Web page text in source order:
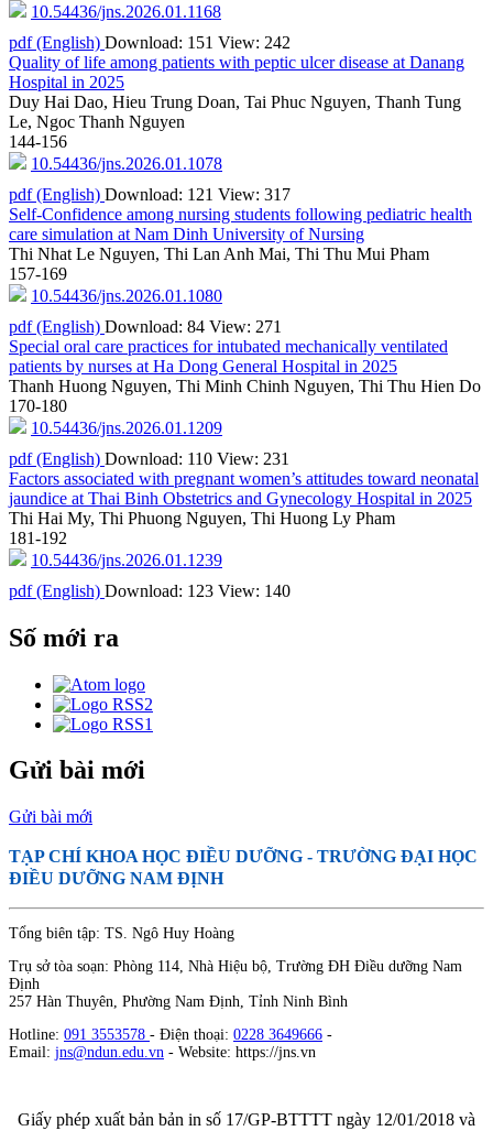
10.54436/jns.2026.01.1168
pdf (English) Download: 151 View: 242
Quality of life among patients with peptic ulcer disease at Danang
Hospital in 2025
Duy Hai Dao, Hieu Trung Doan, Tai Phuc Nguyen, Thanh Tung
Le, Ngoc Thanh Nguyen
144-156
10.54436/jns.2026.01.1078
pdf (English) Download: 121 View: 317
Self-Confidence among nursing students following pediatric health
care simulation at Nam Dinh University of Nursing
Thi Nhat Le Nguyen, Thi Lan Anh Mai, Thi Thu Mui Pham
157-169
10.54436/jns.2026.01.1080
pdf (English) Download: 84 View: 271
Special oral care practices for intubated mechanically ventilated
patients by nurses at Ha Dong General Hospital in 2025
Thanh Huong Nguyen, Thi Minh Chinh Nguyen, Thi Thu Hien Do
170-180
10.54436/jns.2026.01.1209
pdf (English) Download: 110 View: 231
Factors associated with pregnant women’s attitudes toward neonatal
jaundice at Thai Binh Obstetrics and Gynecology Hospital in 2025
Thi Hai My, Thi Phuong Nguyen, Thi Huong Ly Pham
181-192
10.54436/jns.2026.01.1239
pdf (English) Download: 123 View: 140
Số mới ra
Gửi bài mới
Gửi bài mới
TẠP CHÍ KHOA HỌC ĐIỀU DƯỠNG - TRƯỜNG ĐẠI HỌC
ĐIỀU DƯỠNG NAM ĐỊNH
Tổng biên tập: TS. Ngô Huy Hoàng
Trụ sở tòa soạn: Phòng 114, Nhà Hiệu bộ, Trường ĐH Điều dưỡng Nam
Định
257 Hàn Thuyên, Phường Nam Định, Tỉnh Ninh Bình
Hotline: 091 3553578 - Điện thoại: 0228 3649666 -
Email: jns@ndun.edu.vn - Website: https://jns.vn
Giấy phép xuất bản bản in số 17/GP-BTTTT ngày 12/01/2018 và